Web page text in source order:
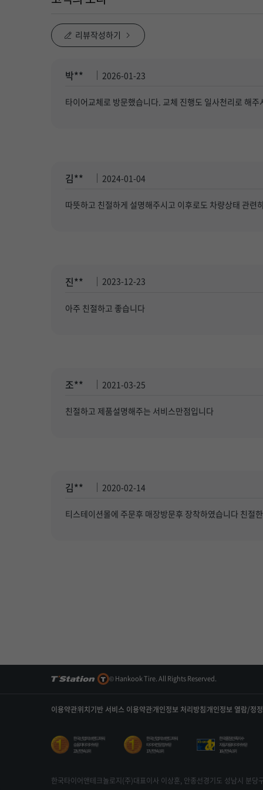
리뷰작성하기
박** 2026-01-23
타이어교체로 방문했습니다. 교체 진행도 일사천리로 해
김** 2024-01-04
따뜻하고 친절하게 설명해주시고 이후로도 차량상태 관련
진** 2023-12-23
아주 친절하고 좋습니다
조** 2021-03-25
친절하고 제품설명해주는 서비스만점입니다
김** 2020-02-14
티스테이션몰에 주문후 매장방문후 장착하였습니다 친절
© Hankook Tire. All Rights Reserved.
이용약관위치기반 서비스 이용약관개인정보 처리방침개인정보 열람/정
한국타이어앤테크놀로지(주)대표이사 이상훈, 안종선경기도 성남시 분당